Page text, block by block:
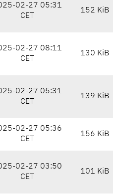
02-27 05:31
CET
152 KiB
02-27 08:11
CET
130 KiB
02-27 05:31
CET
139 KiB
02-27 05:36
CET
156 KiB
02-27 03:50
CET
101 KiB